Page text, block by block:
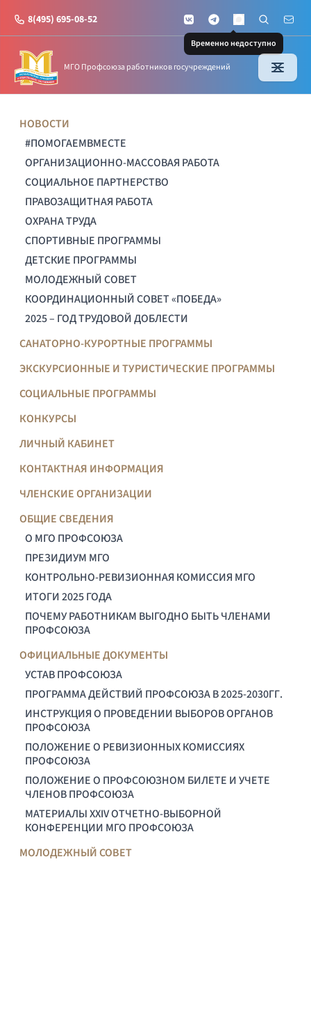
8(495) 695-08-52 VKontakteTelegramMAX
Временно недоступно
Поиск по
Почта
МГО Профсоюза работников госучреждений
НОВОСТИ
#ПОМОГАЕМВМЕСТЕ
ОРГАНИЗАЦИОННО-МАССОВАЯ РАБОТА
СОЦИАЛЬНОЕ ПАРТНЕРСТВО
ПРАВОЗАЩИТНАЯ РАБОТА
ОХРАНА ТРУДА
СПОРТИВНЫЕ ПРОГРАММЫ
ДЕТСКИЕ ПРОГРАММЫ
МОЛОДЕЖНЫЙ СОВЕТ
КООРДИНАЦИОННЫЙ СОВЕТ «ПОБЕДА»
2025 – ГОД ТРУДОВОЙ ДОБЛЕСТИ
САНАТОРНО-КУРОРТНЫЕ ПРОГРАММЫ
ЭКСКУРСИОННЫЕ И ТУРИСТИЧЕСКИЕ ПРОГРАММЫ
СОЦИАЛЬНЫЕ ПРОГРАММЫ
КОНКУРСЫ
ЛИЧНЫЙ КАБИНЕТ
КОНТАКТНАЯ ИНФОРМАЦИЯ
ЧЛЕНСКИЕ ОРГАНИЗАЦИИ
ОБЩИЕ СВЕДЕНИЯ
О МГО ПРОФСОЮЗА
ПРЕЗИДИУМ МГО
КОНТРОЛЬНО-РЕВИЗИОННАЯ КОМИССИЯ МГО
ИТОГИ 2025 ГОДА
ПОЧЕМУ РАБОТНИКАМ ВЫГОДНО БЫТЬ ЧЛЕНАМИ
ПРОФСОЮЗА
ОФИЦИАЛЬНЫЕ ДОКУМЕНТЫ
УСТАВ ПРОФСОЮЗА
ПРОГРАММА ДЕЙСТВИЙ ПРОФСОЮЗА В 2025-2030ГГ.
ИНСТРУКЦИЯ О ПРОВЕДЕНИИ ВЫБОРОВ ОРГАНОВ
ПРОФСОЮЗА
ПОЛОЖЕНИЕ О РЕВИЗИОННЫХ КОМИССИЯХ
ПРОФСОЮЗА
ПОЛОЖЕНИЕ О ПРОФСОЮЗНОМ БИЛЕТЕ И УЧЕТЕ
ЧЛЕНОВ ПРОФСОЮЗА
МАТЕРИАЛЫ XXIV ОТЧЕТНО-ВЫБОРНОЙ
КОНФЕРЕНЦИИ МГО ПРОФСОЮЗА
МОЛОДЕЖНЫЙ СОВЕТ